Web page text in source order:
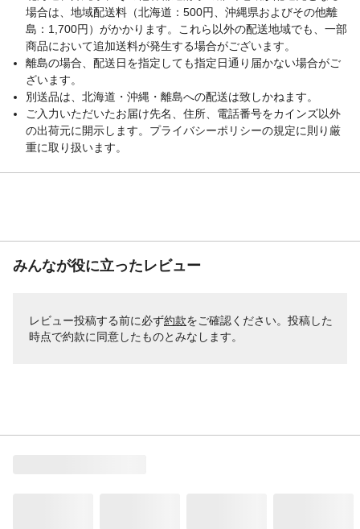
場合は、地域配送料（北海道：500円、沖縄県およびその他離
島：1,700円）がかかります。これら以外の配送地域でも、一部
商品において追加送料が発生する場合がございます。
離島の場合、配送日を指定しても指定日通り届かない場合がご
ざいます。
別送品は、北海道・沖縄・離島への配送は致しかねます。
ご入力いただいたお届け先名、住所、電話番号をカインズ以外
の出荷元に開示します。プライバシーポリシーの規定に則り厳
重に取り扱います。
みんなが役に立ったレビュー
レビュー投稿する前に必ず約款をご確認ください。投稿した
時点で約款に同意したものとみなします。